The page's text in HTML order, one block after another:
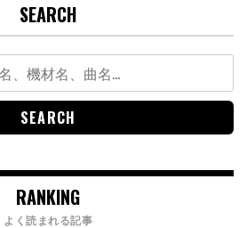
SEARCH
RANKING
よく読まれる記事